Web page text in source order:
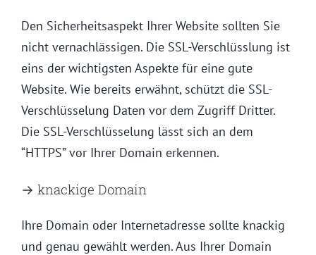
Den Sicherheitsaspekt Ihrer Website sollten Sie
nicht vernachlässigen. Die SSL-Verschlüsslung ist
eins der wichtigsten Aspekte für eine gute
Website. Wie bereits erwähnt, schützt die SSL-
Verschlüsselung Daten vor dem Zugriff Dritter.
Die SSL-Verschlüsselung lässt sich an dem
“HTTPS” vor Ihrer Domain erkennen.
→ knackige Domain
Ihre Domain oder Internetadresse sollte knackig
und genau gewählt werden. Aus Ihrer Domain